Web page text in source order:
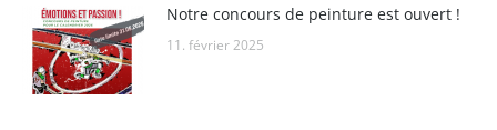
Notre concours de peinture est ouvert !
11. février 2025